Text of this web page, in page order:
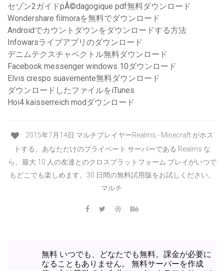
セゾン2ガイドpÃ©dagogique pdf無料ダウンロード
Wondershare filmoraを無料でダウンロード
Androidでカウントダウンをダウンロードする方法
Infowarsライブアプリのダウンロード
デニムテクスチャベクトル無料ダウンロード
Facebook messenger windows 10ダウンロード
Elvis crespo suavemente無料ダウンロード
ダウンロードしたファイルをiTunes
Hoi4 kaisserreich modダウンロード
2015年7月14日 マルチプレイヤーRealms - Minecraft がホス
トする、あなただけのプライベート サーバーである Realms な
ら、最大 10 人の友達とのクロスプラットフォーム プレイがいつで
もどこでも楽しめます。30 日間の無料試用版をお試しください。
マルチ
無料 いつでも、どなたでも無料。課金が必要に
なることもありません。 無料サーバーを作成